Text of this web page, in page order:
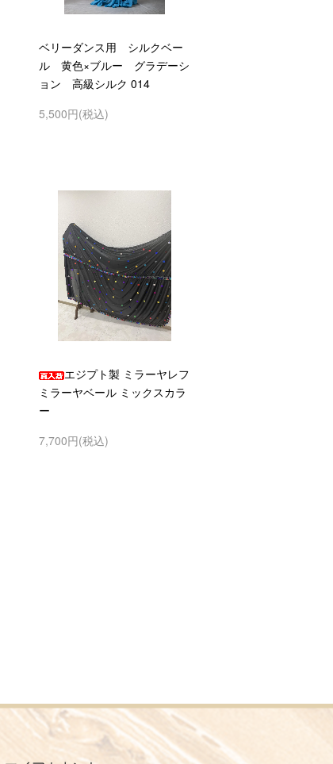
ベリーダンス用 シルクベー
ル 黄色×ブルー グラデーシ
ョン 高級シルク 014
5,500円(税込)
エジプト製 ミラーヤレフ
ミラーヤベール ミックスカラ
ー
7,700円(税込)